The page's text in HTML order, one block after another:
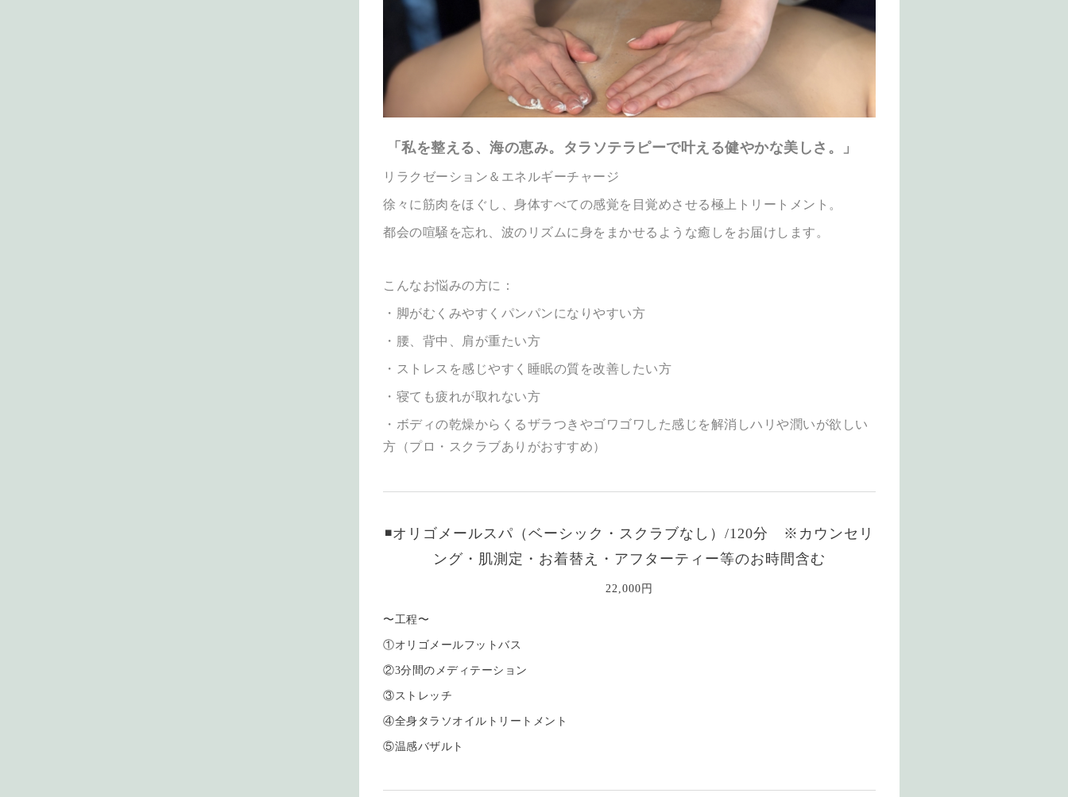
「私を整える、海の恵み。タラソテラピーで叶える健やかな美しさ。」
リラクゼーション＆エネルギーチャージ
徐々に筋肉をほぐし、身体すべての感覚を目覚めさせる極上トリートメント。
都会の喧騒を忘れ、波のリズムに身をまかせるような癒しをお届けします。
こんなお悩みの方に：
・脚がむくみやすくパンパンになりやすい方
・腰、背中、肩が重たい方
・ストレスを感じやすく睡眠の質を改善したい方
・寝ても疲れが取れない方
・ボディの乾燥からくるザラつきやゴワゴワした感じを解消しハリや潤いが欲しい
方（プロ・スクラブありがおすすめ）
◾️オリゴメールスパ（ベーシック・スクラブなし）/120分 ※カウンセリ
ング・肌測定・お着替え・アフターティー等のお時間含む
22,000円
〜工程〜
①オリゴメールフットバス
②3分間のメディテーション
③ストレッチ
④全身タラソオイルトリートメント
⑤温感バザルト